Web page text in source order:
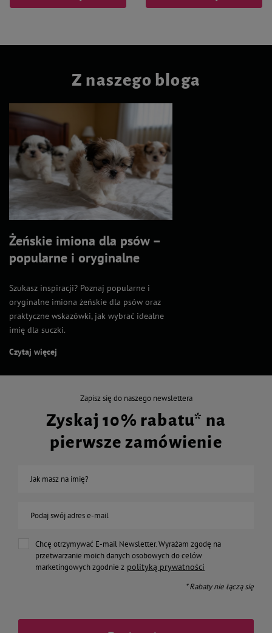
Z naszego bloga
Żeńskie imiona dla psów –
popularne i oryginalne
Szukasz inspiracji? Poznaj popularne i
oryginalne imiona żeńskie dla psów oraz
praktyczne wskazówki, jak wybrać idealne
imię dla suczki.
Czytaj więcej
Zapisz się do naszego newslettera
Zyskaj 10% rabatu* na
pierwsze zamówienie
Jak masz na imię?
Podaj swój adres e-mail
Chcę otrzymywać E-mail Newsletter. Wyrażam zgodę na
przetwarzanie moich danych osobowych do celów
marketingowych zgodnie z polityką prywatności
* Rabaty nie łączą się